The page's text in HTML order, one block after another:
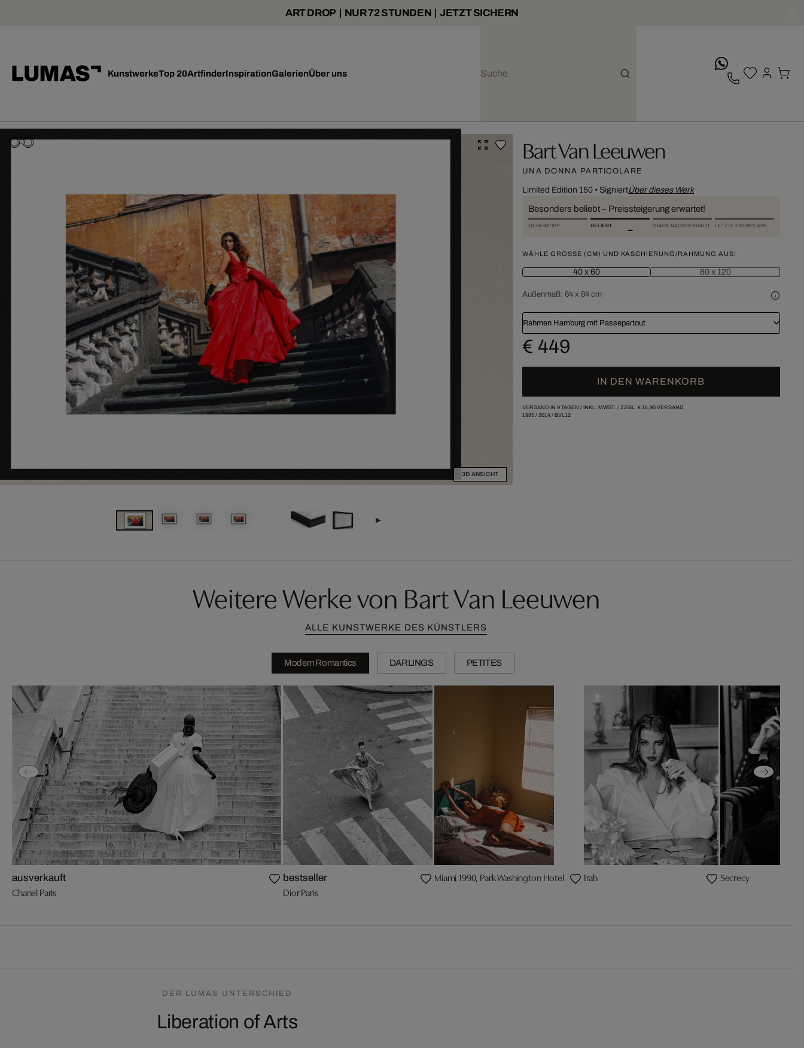
ART DROP | NUR 72 STUNDEN | JETZT SICHERN
KunstwerkeTop 20ArtfinderInspirationGalerienÜber uns
3D ANSICHT
Bart Van Leeuwen
UNA DONNA PARTICOLARE
Limited Edition 150• SigniertÜber dieses Werk
Besonders beliebt – Preissteigerung erwartet!
GEHEIMTIPP BELIEBT STARK NACHGEFRAGT LETZTE EXEMPLARE
WÄHLE GRÖSSE (CM) UND KASCHIERUNG/RAHMUNG AUS:
40 x 60 80 x 120
Außenmaß: 64 x 84 cm
Rahmen Hamburg mit Passepartout
€ 449
IN DEN WARENKORB
VERSAND IN 9 TAGEN / INKL. MWST. / ZZGL. € 14,90VERSAND
1985/ 2014/ BVL12
Weitere Werke von Bart Van Leeuwen
ALLE KUNSTWERKE DES KÜNSTLERS
Modern Romantics DARLINGS PETITES
ausverkauft
Chanel Paris
bestseller
Dior Paris
Miami 1990, Park Washington Hotel Irah Secrecy
DER LUMAS UNTERSCHIED
Liberation of Arts